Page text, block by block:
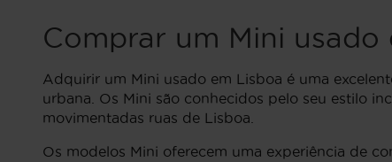
Comprar um Mini usado
Adquirir um Mini usado em Lisboa é uma
urbana. Os Mini são conhecidos pelo seu estilo
movimentadas ruas de Lisboa.
Os modelos Mini oferecem uma experiência de